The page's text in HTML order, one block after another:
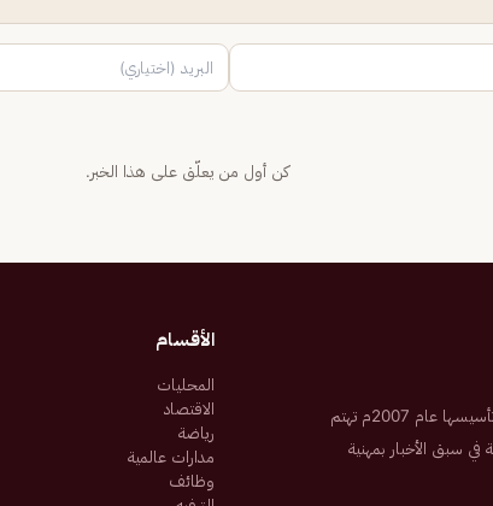
كن أول من يعلّق على هذا الخبر.
صحيفة إلكترونية سعودية تم تأسيسها عام 2007م تهتم
في سبق الأخبار بمهنية
الأقسام
المحليات
الاقتصاد
رياضة
مدارات عالمية
وظائف